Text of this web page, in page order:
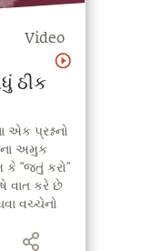
Video
ઠીક
એક પ્રશ્નનો
અમુક
“જતું કરો”
વાત કરે છે
વચ્ચેનો